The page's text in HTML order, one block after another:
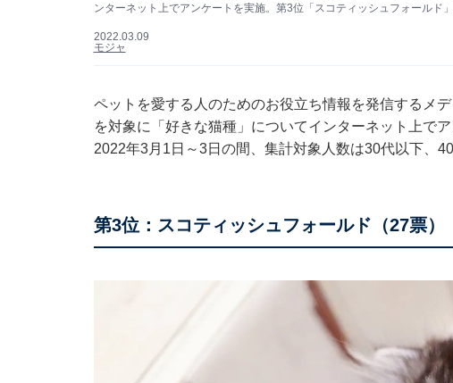
ンターネット上でアンケートを実施。第3位「スコティッシュフォールド
2022.03.09
モジャ
ペットを愛する人のためのお役立ち情報を発信するメ
を対象に「好きな猫種」についてインターネット上で
2022年3月1日～3日の間、集計対象人数は30代以下、
第3位：スコティッシュフォールド（27票）